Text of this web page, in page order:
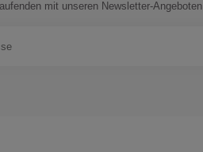
mit unseren Newsletter-Angeboten